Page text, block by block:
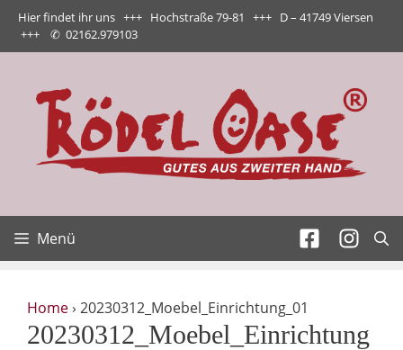
Zum
Inhalt
springen
Hier findet ihr uns +++ Hochstraße 79-81 +++ D – 41749 Viersen
+++ ✆ 02162.979103
Menü
Home › 20230312_Moebel_Einrichtung_01
20230312_Moebel_Einrichtung